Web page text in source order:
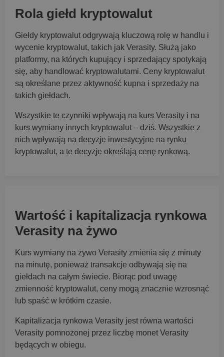
Rola giełd kryptowalut
Giełdy kryptowalut odgrywają kluczową rolę w handlu i
wycenie kryptowalut, takich jak Verasity. Służą jako
platformy, na których kupujący i sprzedający spotykają
się, aby handlować kryptowalutami. Ceny kryptowalut
są określane przez aktywność kupna i sprzedaży na
takich giełdach.
Wszystkie te czynniki wpływają na kurs Verasity i na
kurs wymiany innych kryptowalut – dziś. Wszystkie z
nich wpływają na decyzje inwestycyjne na rynku
kryptowalut, a te decyzje określają cenę rynkową.
Wartość i kapitalizacja rynkowa
Verasity na żywo
Kurs wymiany na żywo Verasity zmienia się z minuty
na minutę, ponieważ transakcje odbywają się na
giełdach na całym świecie. Biorąc pod uwagę
zmienność kryptowalut, ceny mogą znacznie wzrosnąć
lub spaść w krótkim czasie.
Kapitalizacja rynkowa Verasity jest równa wartości
Verasity pomnożonej przez liczbę monet Verasity
będących w obiegu.